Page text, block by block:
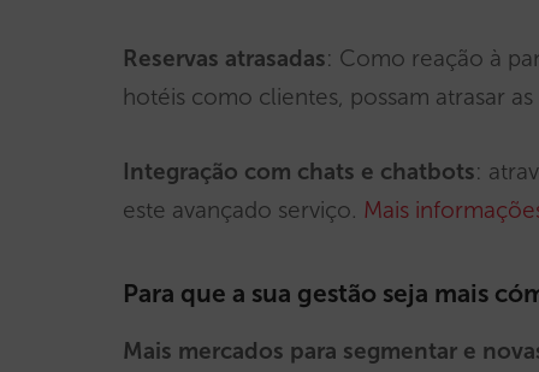
Reservas atrasadas: Como reação à
hotéis como clientes, possam atrasar as
Integração com chats e chatbots:
este avançado serviço. Mais
Para que a sua gestão seja mais
Mais mercados para segmentar e